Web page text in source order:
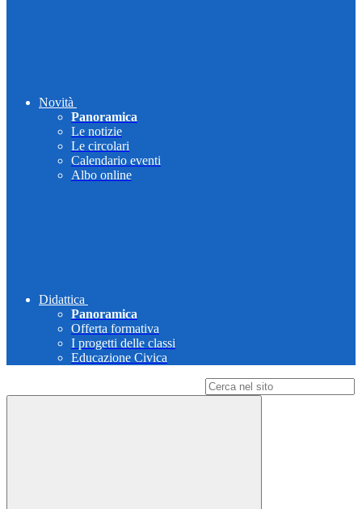
Novità
Panoramica
Le notizie
Le circolari
Calendario eventi
Albo online
Didattica
Panoramica
Offerta formativa
I progetti delle classi
Educazione Civica